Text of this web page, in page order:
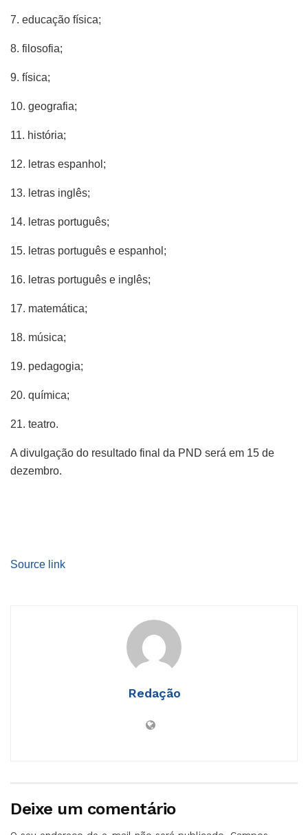
7. educação física;
8. filosofia;
9. física;
10. geografia;
11. história;
12. letras espanhol;
13. letras inglês;
14. letras português;
15. letras português e espanhol;
16. letras português e inglês;
17. matemática;
18. música;
19. pedagogia;
20. química;
21. teatro.
A divulgação do resultado final da PND será em 15 de
dezembro.
Source link
Redação
Deixe um comentário